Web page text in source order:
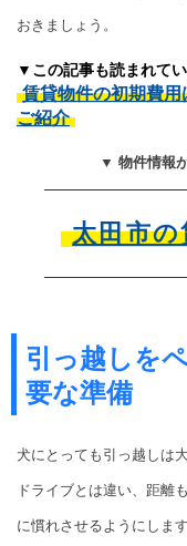
おきましょう。
▼この記事も読まれて
賃貸物件の初期費
ご紹介
▼ 物件情報
太田市
引っ越しを
要な準備
犬にとっても引っ越しは
ドライブとは違い、距離
に慣れさせるようにします